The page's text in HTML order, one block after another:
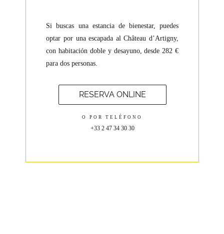
Si buscas una estancia de bienestar, puedes
optar por una escapada al Château d’Artigny,
con habitación doble y desayuno, desde 282 €
para dos personas.
RESERVA ONLINE
O POR TELÉFONO
+33 2 47 34 30 30